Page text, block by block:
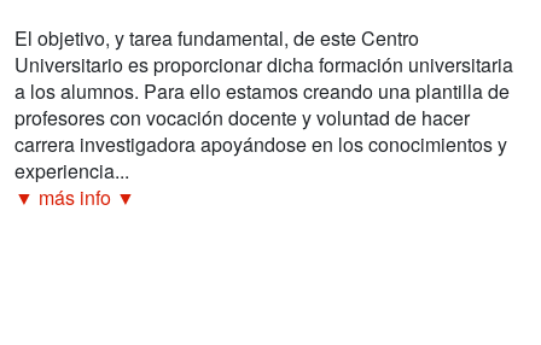
El objetivo, y tarea fundamental, de este Centro
Universitario es proporcionar dicha formación universitaria
a los alumnos. Para ello estamos creando una plantilla de
profesores con vocación docente y voluntad de hacer
carrera investigadora apoyándose en los conocimientos y
experiencia...
▼ más info ▼